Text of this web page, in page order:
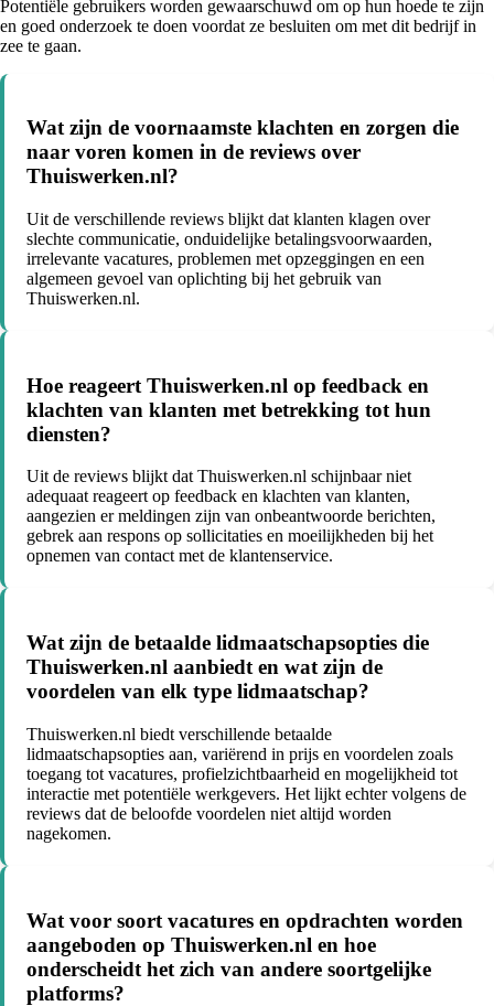
Potentiële gebruikers worden gewaarschuwd om op hun hoede te zijn
en goed onderzoek te doen voordat ze besluiten om met dit bedrijf in
zee te gaan.
Wat zijn de voornaamste klachten en zorgen die
naar voren komen in de reviews over
Thuiswerken.nl?
Uit de verschillende reviews blijkt dat klanten klagen over
slechte communicatie, onduidelijke betalingsvoorwaarden,
irrelevante vacatures, problemen met opzeggingen en een
algemeen gevoel van oplichting bij het gebruik van
Thuiswerken.nl.
Hoe reageert Thuiswerken.nl op feedback en
klachten van klanten met betrekking tot hun
diensten?
Uit de reviews blijkt dat Thuiswerken.nl schijnbaar niet
adequaat reageert op feedback en klachten van klanten,
aangezien er meldingen zijn van onbeantwoorde berichten,
gebrek aan respons op sollicitaties en moeilijkheden bij het
opnemen van contact met de klantenservice.
Wat zijn de betaalde lidmaatschapsopties die
Thuiswerken.nl aanbiedt en wat zijn de
voordelen van elk type lidmaatschap?
Thuiswerken.nl biedt verschillende betaalde
lidmaatschapsopties aan, variërend in prijs en voordelen zoals
toegang tot vacatures, profielzichtbaarheid en mogelijkheid tot
interactie met potentiële werkgevers. Het lijkt echter volgens de
reviews dat de beloofde voordelen niet altijd worden
nagekomen.
Wat voor soort vacatures en opdrachten worden
aangeboden op Thuiswerken.nl en hoe
onderscheidt het zich van andere soortgelijke
platforms?